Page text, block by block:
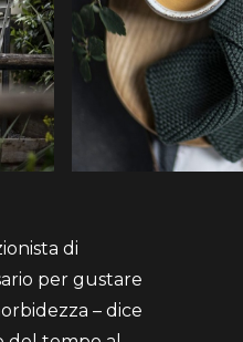
di
per gustare
– dice